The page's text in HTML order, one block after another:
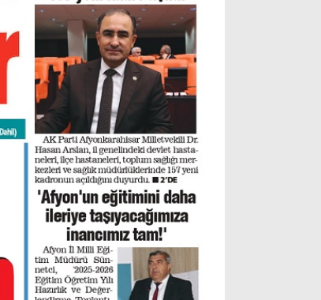
Teknoloji
Gizlilik Politikası
WhatsApp İhbar Hattı